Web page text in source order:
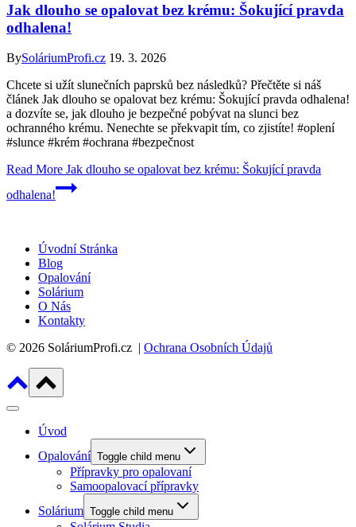
Jak dlouho se opalovat bez krému: Šokující pravda
odhalena!
BySoláriumProfi.cz 19. 3. 2026
Chcete si užít slunečních paprsků bez následků? Přečtěte si náš
článek Jak dlouho se opalovat bez krému: Šokující pravda odhalena!
a dozvíte se, jak dlouho je bezpečné pobývat na slunci bez
ochranného krému. Nenechte se překvapit tím, co zjistíte! #oplení
#slunce #krém #ochrana #bezpečnost
Read More Jak dlouho se opalovat bez krému: Šokující pravda
odhalena!
Úvodní Stránka
Blog
Opalování
Solárium
O Nás
Kontakty
© 2026 SoláriumProfi.cz | Ochrana Osobních Údajů
Úvod
Opalování Toggle child menu
Přípravky pro opalovaní
Samoopalovací přípravky
Solárium Toggle child menu